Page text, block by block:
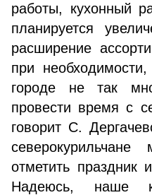
работы, кухонный
планируется
расширение
при
городе не так
провести время с
говорит С.
отметить праздник
Надеюсь, наше